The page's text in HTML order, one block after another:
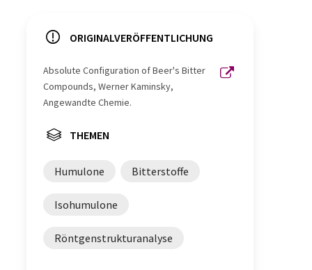
ORIGINALVERÖFFENTLICHUNG
Absolute Configuration of Beer's Bitter
Compounds, Werner Kaminsky,
Angewandte Chemie.
THEMEN
Humulone Bitterstoffe
Isohumulone
Röntgenstrukturanalyse